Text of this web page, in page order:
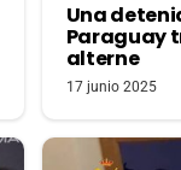
Una
Paraguay
alterne
17 junio 2025